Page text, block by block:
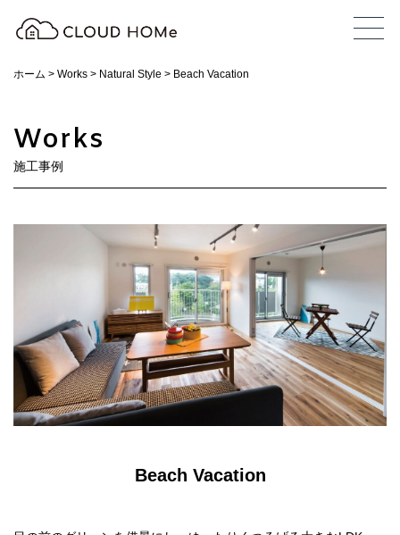
ホーム > Works > Natural Style > Beach Vacation
Works
施工事例
Beach Vacation